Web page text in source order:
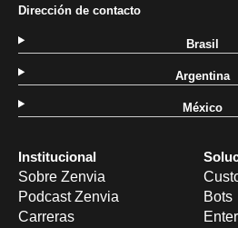
Institucional
Sobre Zenvia
Podcast Zenvia
Carreras
Bots
Dirección de contacto
Brasil
Argentina
México